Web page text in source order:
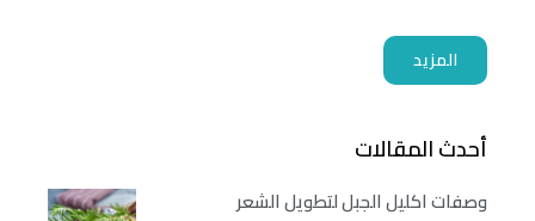
المزيد
أحدث المقالات
وصفات اكليل الجبل لتطويل الشعر